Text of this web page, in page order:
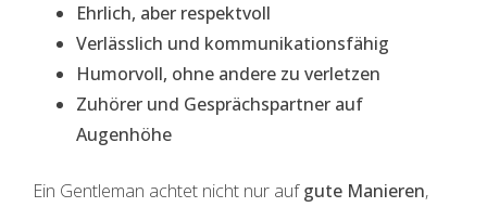
Ehrlich, aber respektvoll
Verlässlich und kommunikationsfähig
Humorvoll, ohne andere zu verletzen
Zuhörer und Gesprächspartner auf
Augenhöhe
Ein Gentleman achtet nicht nur aufgute Manieren,